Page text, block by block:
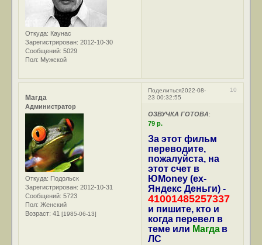
Откуда: Каунас
Зарегистрирован: 2012-10-30
Сообщений: 5029
Пол: Мужской
Поделиться 10
2022-08-
23 00:32:55
Магда
Администратор
Откуда: Подольск
Зарегистрирован: 2012-10-31
Сообщений: 5723
Пол: Женский
Возраст: 41[1985-06-13]
ОЗВУЧКА ГОТОВА:
79 р.
За этот фильм
переводите,
пожалуйста, на
этот счет в
ЮMoney (ex-
Яндекс Деньги) -
41001485257337
и пишите, кто и
когда перевел в
теме или Магда в
ЛС